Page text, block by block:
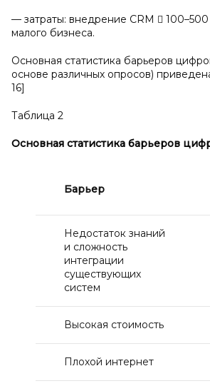
— затраты: внедрение CRM  100–500
малого бизнеса.
Основная статистика барьеров
основе различных опросов)
16]
Таблица 2
Основная статистика барьеров
Барьер
Недостаток знаний
и сложность
интеграции
существующих
систем
Высокая стоимость
Плохой интернет